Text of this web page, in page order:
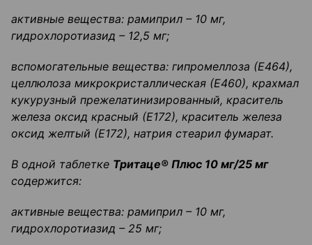
активные вещества: рамиприл – 10 мг,
гидрохлоротиазид – 12,5 мг;
вспомогательные вещества: гипромеллоза (Е464),
целлюлоза микрокристаллическая (Е460), крахмал
кукурузный прежелатинизированный, краситель
железа оксид красный (Е172), краситель железа
оксид желтый (Е172), натрия стеарил фумарат.
В одной таблетке Тритаце® Плюс 10 мг/25 мг
содержится:
активные вещества: рамиприл – 10 мг,
гидрохлоротиазид – 25 мг;